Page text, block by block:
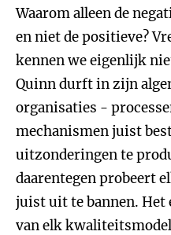
Waarom alleen de
en niet de positieve?
kennen we eigenlijk
Quinn durft in zijn
organisaties -
mechanismen juist
uitzonderingen te
daarentegen probeert
juist uit te bannen. Het
van elk